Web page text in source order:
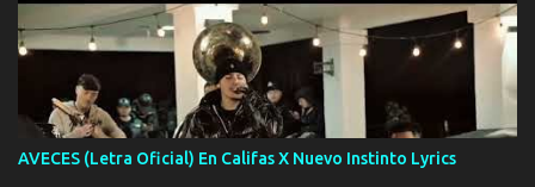
mirabas bonito si yo no fui el final feliz el final fue triste pa mí Y
duele no tenerte aquí sabiendo que moría por ti yo y la luna
cantamos y por ti nos embriagamos Quién sabe qué será de mí si
contigo fui muy feliz a lo mejor no lloró pero muy en el fondo te
adoro
AVECES (Letra Oficial) En Califas X Nuevo Instinto Lyrics